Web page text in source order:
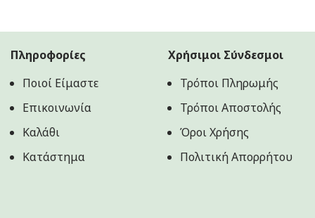
Πληροφορίες
Ποιοί Είμαστε
Επικοινωνία
Καλάθι
Κατάστημα
Χρήσιμοι Σύνδεσμοι
Τρόποι Πληρωμής
Τρόποι Αποστολής
Όροι Χρήσης
Πολιτική Aπορρήτου